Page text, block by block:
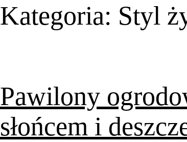
Kategoria: Styl
Pawilony
słońcem i